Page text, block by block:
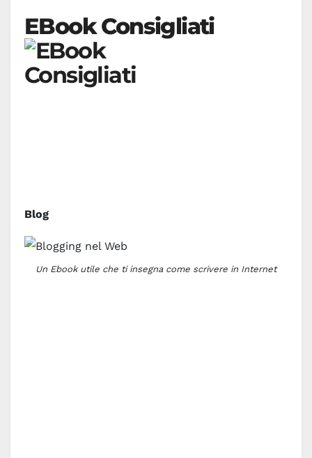
EBook Consigliati
Blog
Un Ebook utile che ti insegna come scrivere in Internet